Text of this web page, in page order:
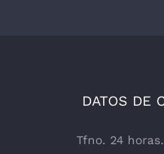
DATOS DE
Tfno. 24